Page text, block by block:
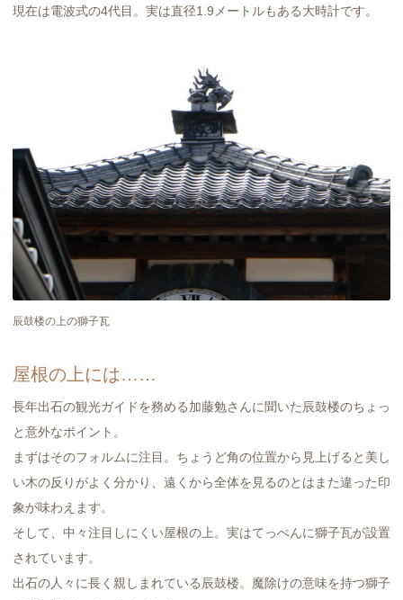
現在は電波式の4代目。実は直径1.9メートルもある大時計です。
辰鼓楼の上の獅子瓦
屋根の上には……
長年出石の観光ガイドを務める加藤勉さんに聞いた辰鼓楼のちょっ
と意外なポイント。
まずはそのフォルムに注目。ちょうど角の位置から見上げると美し
い木の反りがよく分かり、遠くから全体を見るのとはまた違った印
象が味わえます。
そして、中々注目しにくい屋根の上。実はてっぺんに獅子瓦が設置
されています。
出石の人々に長く親しまれている辰鼓楼。魔除けの意味を持つ獅子